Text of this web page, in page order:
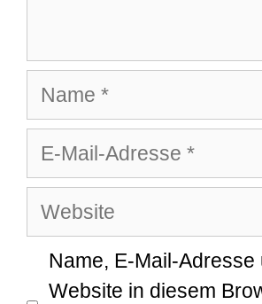
Name
E-
Mail-
Adresse
Website
Name, E-Mail-Adresse
Website in diesem